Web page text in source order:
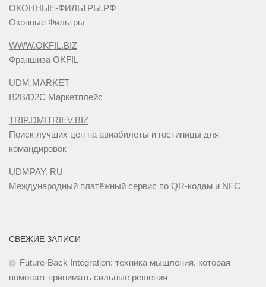
ОКОННЫЕ-ФИЛЬТРЫ.РФ
Оконные Фильтры
WWW.OKFIL.BIZ
Франшиза OKFIL
UDM.MARKET
B2B/D2C Маркетплейс
TRIP.DMITRIEV.BIZ
Поиск лучших цен на авиабилеты и гостиницы для
командировок
UDMPAY. RU
Международный платёжный сервис по QR-кодам и NFC
СВЕЖИЕ ЗАПИСИ
Future-Back Integration: техника мышления, которая
помогает принимать сильные решения